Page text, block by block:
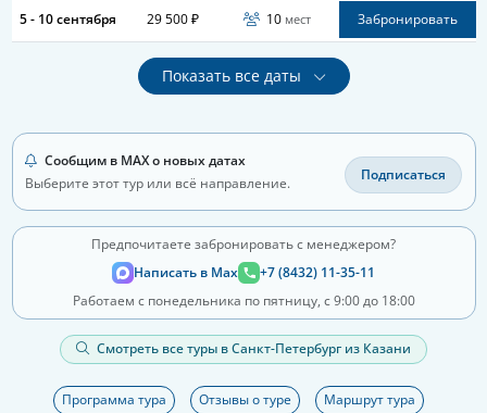
5 - 10 сентября 29 500 ₽ 10 мест Забронировать
Показать все даты
Сообщим в MAX о новых датах
Выберите этот тур или всё направление.
Подписаться
Предпочитаете забронировать с менеджером?
Написать в Max
+7 (8432) 11-35-11
Работаем с понедельника по пятницу, с 9:00 до 18:00
Смотреть все туры в Санкт-Петербург из Казани
Программа тура Отзывы о туре Маршрут тура